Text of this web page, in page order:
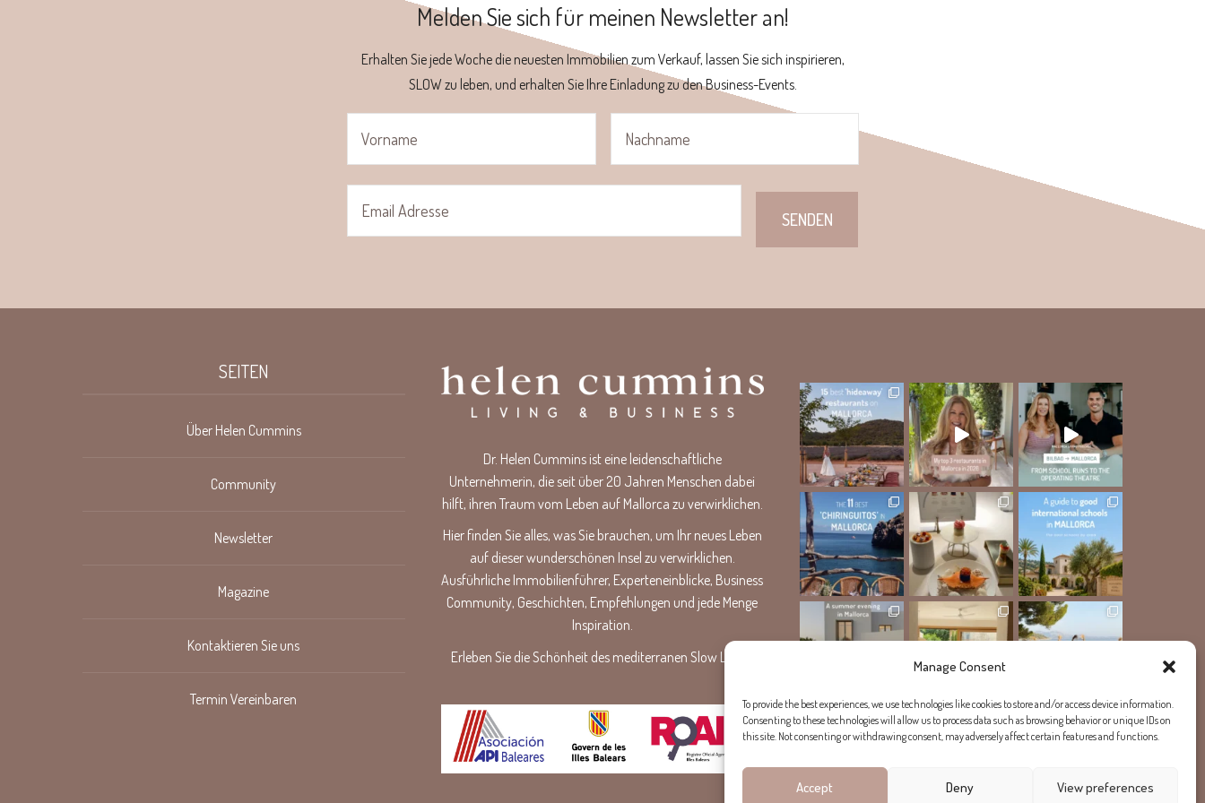
Manage Consent
To provide the best experiences, we use technologies like cookies to store and/or access device information.
Consenting to these technologies will allow us to process data such as browsing behavior or unique IDs on
this site. Not consenting or withdrawing consent, may adversely affect certain features and functions.
Accept Deny View preferences
Melden Sie sich für meinen Newsletter an!
Erhalten Sie jede Woche die neuesten Immobilien zum Verkauf, lassen Sie sich inspirieren,
SLOW zu leben, und erhalten Sie Ihre Einladung zu den Business-Events.
SEITEN
Über Helen Cummins
Community
Newsletter
Magazine
Kontaktieren Sie uns
Termin Vereinbaren
Dr. Helen Cummins ist eine leidenschaftliche
Unternehmerin, die seit über 20 Jahren Menschen dabei
hilft, ihren Traum vom Leben auf Mallorca zu verwirklichen.
Hier finden Sie alles, was Sie brauchen, um Ihr neues Leben
auf dieser wunderschönen Insel zu verwirklichen.
Ausführliche Immobilienführer, Experteneinblicke, Business
Community, Geschichten, Empfehlungen und jede Menge
Inspiration.
Erleben Sie die Schönheit des mediterranen Slow Living.
Mehr laden... Auf Instagram folgen